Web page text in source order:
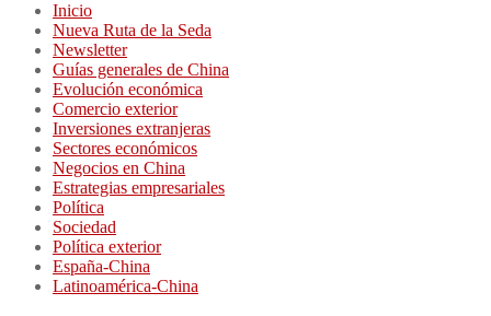
Inicio
Nueva Ruta de la Seda
Newsletter
Guías generales de China
Evolución económica
Comercio exterior
Inversiones extranjeras
Sectores económicos
Negocios en China
Estrategias empresariales
Política
Sociedad
Política exterior
España-China
Latinoamérica-China